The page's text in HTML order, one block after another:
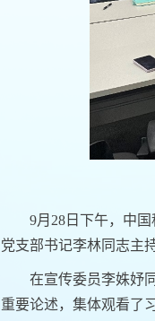
9月28日下午，中
党支部书记李林同志主持
在宣传委员李姝妤
重要论述，集体观看了